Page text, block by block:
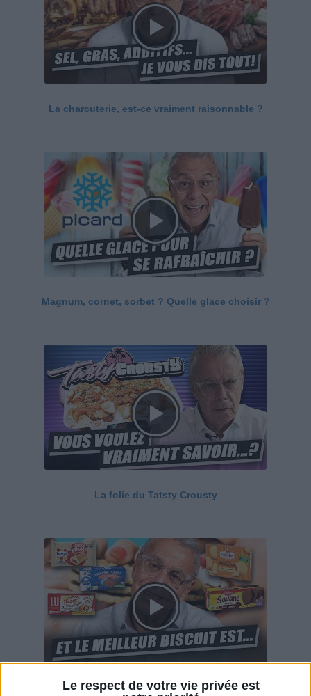
Le respect de votre vie privée est
La charcuterie, est-ce vraiment raisonnable ?
Magnum, cornet, sorbet ? Quelle glace choisir ?
La folie du Tatsty Crousty
Savane, LU, Pepito, Harrys... Que valent vraiment